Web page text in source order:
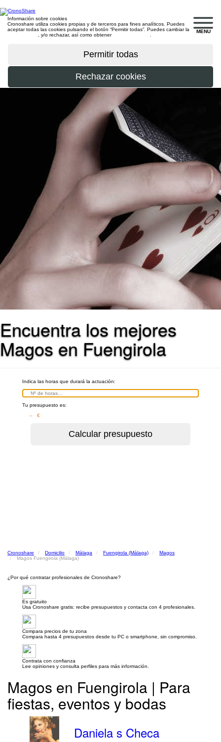
MENU
Información sobre cookies
Cronoshare utiliza cookies propias y de terceros para fines analíticos. Puedes
aceptar todas las cookies pulsando el botón “Permitir todas”. Puedes cambiar la
, y/o rechazar, así como obtener
Encuentra los mejores
Magos en Fuengirola
Indica las horas que durará la actuación:
Tu presupuesto es:
– €
Cronoshare Domicilio Málaga Fuengirola (Málaga)
Magos
Magos Fuengirola (Málaga)
¿Por qué contratar profesionales de Cronoshare?
Es gratuito
Usa Cronoshare gratis: recibe presupuestos y contacta con 4 profesionales.
Compara precios de tu zona
Compara hasta 4 presupuestos desde tu PC o smartphone, sin compromiso.
Contrata con confianza
Lee opiniones y consulta perfiles para más información.
Magos en Fuengirola | Para
fiestas, eventos y bodas
Daniela s Checa